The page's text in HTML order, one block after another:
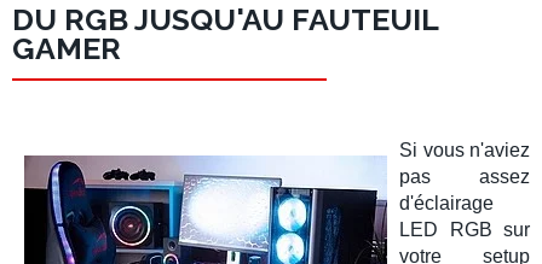
DU RGB JUSQU'AU FAUTEUIL
GAMER
Si vous n'aviez
pas assez
d'éclairage
LED RGB sur
votre setup